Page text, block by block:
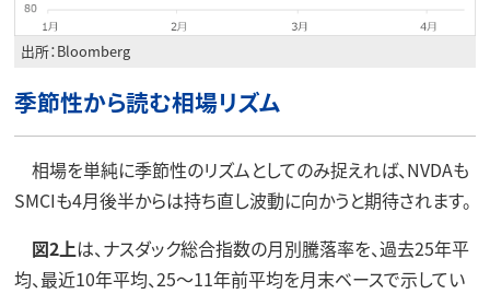
出所：Bloomberg
季節性から読む相場リズム
相場を単純に季節性のリズムとしてのみ捉えれば、NVDAも
SMCIも4月後半からは持ち直し波動に向かうと期待されます。
図2上は、ナスダック総合指数の月別騰落率を、過去25年平
均、最近10年平均、25～11年前平均を月末ベースで示してい